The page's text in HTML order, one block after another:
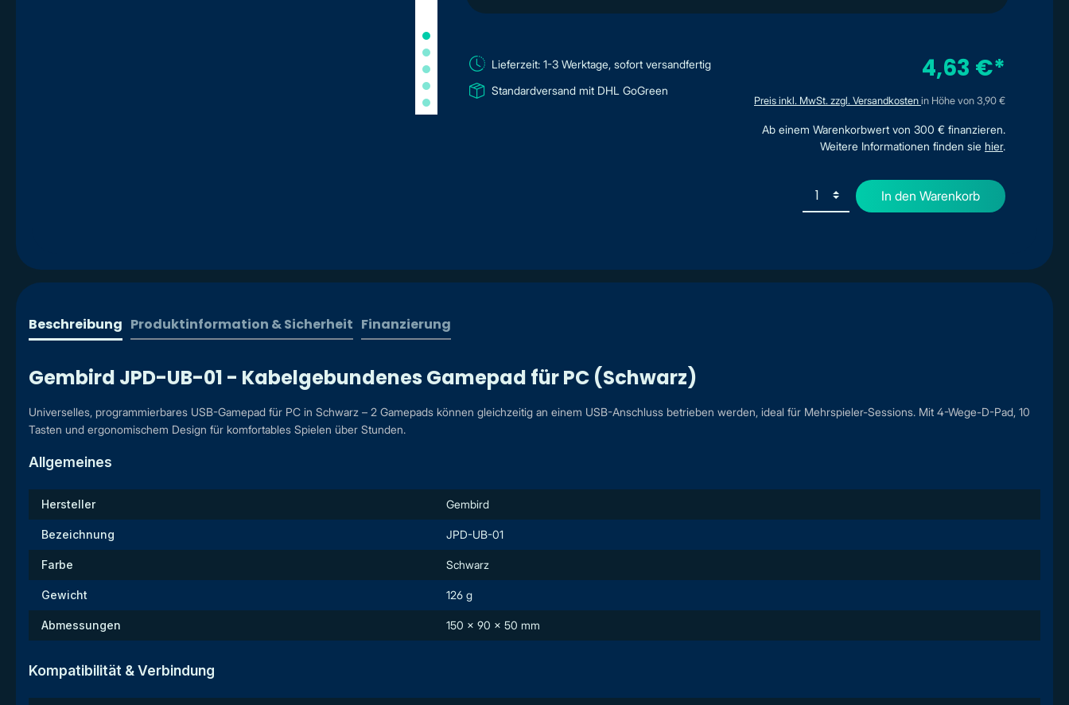
Lieferzeit: 1-3 Werktage, sofort versandfertig
Standardversand mit DHL GoGreen
4,63 €*
Preis inkl. MwSt. zzgl. Versandkosten in Höhe von 3,90 €
Ab einem Warenkorbwert von 300 € finanzieren.
Weitere Informationen finden sie hier.
In den Warenkorb
Beschreibung Produktinformation & Sicherheit Finanzierung
Gembird JPD-UB-01 - Kabelgebundenes Gamepad für PC (Schwarz)
Universelles, programmierbares USB-Gamepad für PC in Schwarz – 2 Gamepads können gleichzeitig an einem USB-Anschluss betrieben werden, ideal für Mehrspieler-Sessions. Mit 4-Wege-D-Pad, 10
Tasten und ergonomischem Design für komfortables Spielen über Stunden.
Allgemeines
Hersteller Gembird
Bezeichnung JPD-UB-01
Farbe Schwarz
Gewicht 126 g
Abmessungen 150 x 90 x 50 mm
Kompatibilität & Verbindung